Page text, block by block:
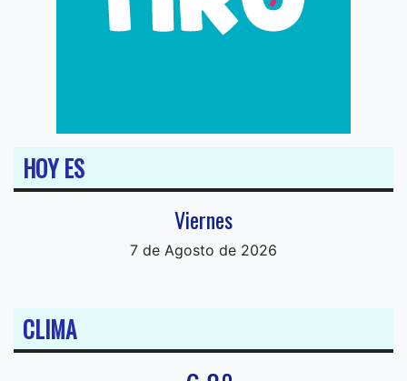
HOY ES
Viernes
7 de Agosto de 2026
CLIMA